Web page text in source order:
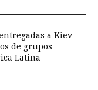
a Kiev
de grupos
Latina